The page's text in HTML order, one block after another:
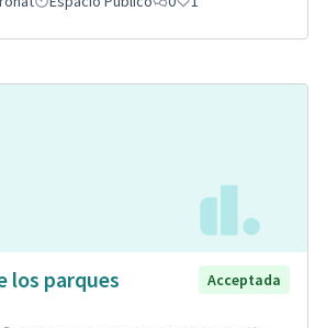
los parques
Acceptada